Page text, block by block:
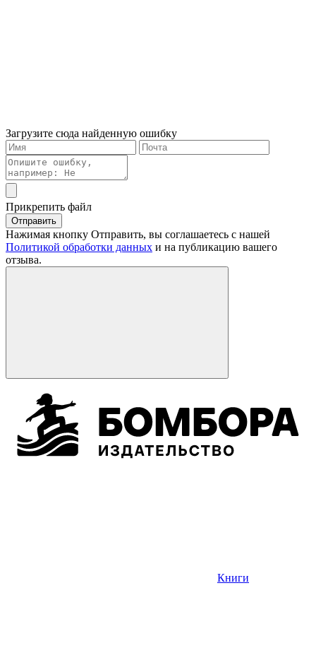
Загрузите сюда найденную ошибку
Прикрепить файл
Отправить
Нажимая кнопку Отправить, вы соглашаетесь с нашей
Политикой обработки данных и на публикацию вашего
отзыва.
Книги